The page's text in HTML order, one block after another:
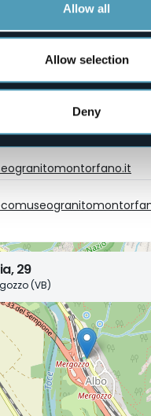
Allow all
Allow selection
Deny
la prenotazione da
Montorfano
del Marmo Rosa e del
/ +39 348 7340347
29
(VB)